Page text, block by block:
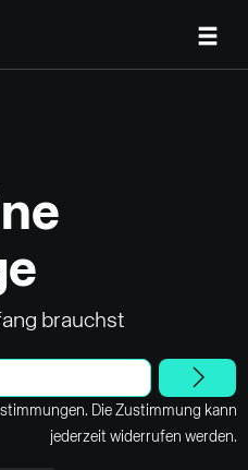
brauchst
Die Zustimmung kann
jederzeit widerrufen werden.